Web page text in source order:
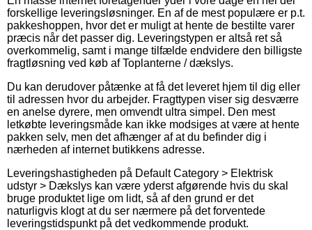
forskellige leveringsløsninger. En af de mest populære er p.t.
pakkeshoppen, hvor det er muligt at hente de bestilte varer
præcis når det passer dig. Leveringstypen er altså ret så
overkommelig, samt i mange tilfælde endvidere den billigste
fragtløsning ved køb af Toplanterne / dækslys.
Du kan derudover påtænke at få det leveret hjem til dig eller
til adressen hvor du arbejder. Fragttypen viser sig desværre
en anelse dyrere, men omvendt ultra simpel. Den mest
letkøbte leveringsmåde kan ikke modsiges at være at hente
pakken selv, men det afhænger af at du befinder dig i
nærheden af internet butikkens adresse.
Leveringshastigheden på Default Category > Elektrisk
udstyr > Dækslys kan være yderst afgørende hvis du skal
bruge produktet lige om lidt, så af den grund er det
naturligvis klogt at du ser nærmere på det forventede
leveringstidspunkt på det vedkommende produkt.